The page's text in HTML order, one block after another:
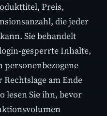
Preis,
die jeder
Sie behandelt
gesperrte Inhalte,
am Ende
lesen Sie ihn, bevor